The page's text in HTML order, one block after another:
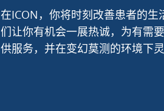
在ICON，你将时刻改善患者的生
们让你有机会一展热诚，为有需
供服务，并在变幻莫测的环境下灵